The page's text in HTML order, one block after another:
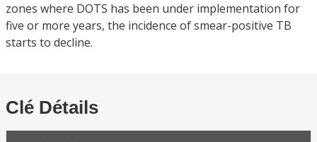
zones where DOTS has been under implementation for
five or more years, the incidence of smear-positive TB
starts to decline.
Clé Détails